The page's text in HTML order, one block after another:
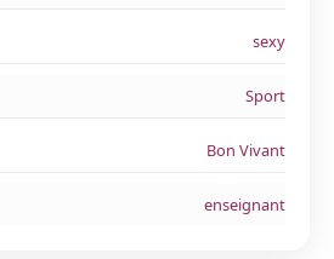
sexy
Sport
Bon Vivant
enseignant